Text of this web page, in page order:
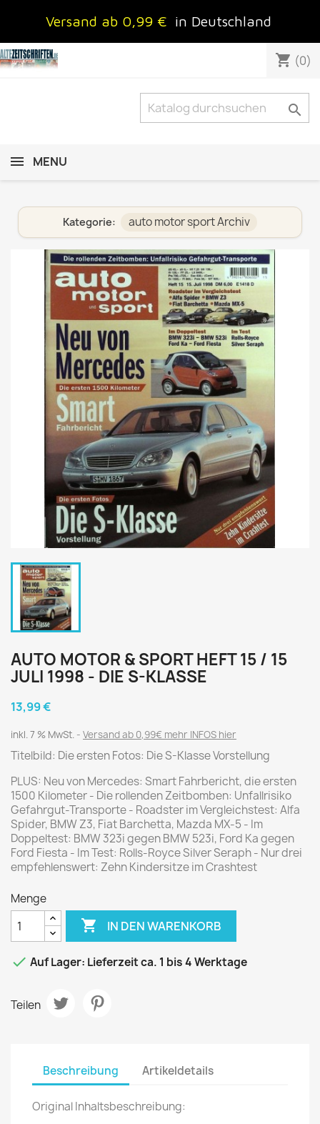
Versand ab 0,99 € in Deutschland
shopping_cart (0)

MENU
Kategorie: auto motor sport Archiv
AUTO MOTOR & SPORT HEFT 15 / 15
JULI 1998 - DIE S-KLASSE
13,99 €
inkl. 7 % MwSt. Versand ab 0,99€ mehr INFOS hier
Titelbild: Die ersten Fotos: Die S-Klasse Vorstellung
PLUS: Neu von Mercedes: Smart Fahrbericht, die ersten
1500 Kilometer - Die rollenden Zeitbomben: Unfallrisiko
Gefahrgut-Transporte - Roadster im Vergleichstest: Alfa
Spider, BMW Z3, Fiat Barchetta, Mazda MX-5 - Im
Doppeltest: BMW 323i gegen BMW 523i, Ford Ka gegen
Ford Fiesta - Im Test: Rolls-Royce Silver Seraph - Nur drei
empfehlenswert: Zehn Kindersitze im Crashtest
Menge
 IN DEN WARENKORB
 Auf Lager: Lieferzeit ca. 1 bis 4 Werktage
Teilen
Beschreibung Artikeldetails
Original Inhaltsbeschreibung: